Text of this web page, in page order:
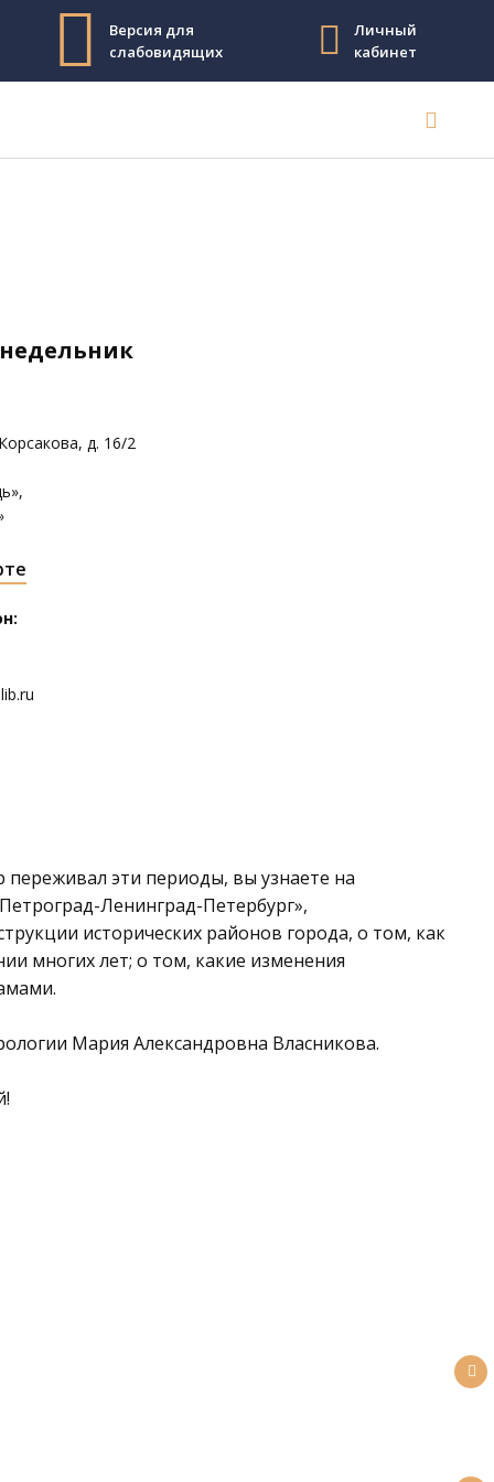
Версия для
слабовидящих
Личный
кабинет
д. 16/2
эти периоды, вы узнаете на
Ленинград-Петербург»,
исторических районов города, о том, как
многих лет; о том, какие изменения
Мария Александровна Власникова.